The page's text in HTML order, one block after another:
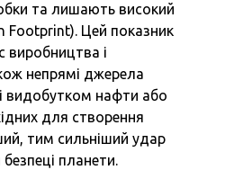
та лишають високий
Footprint). Цей показник
виробництва і
непрямі джерела
видобутком нафти або
для створення
тим сильніший удар
планети.